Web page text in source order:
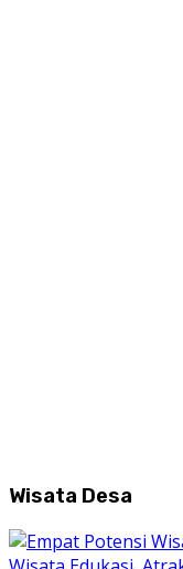
Wisata Desa